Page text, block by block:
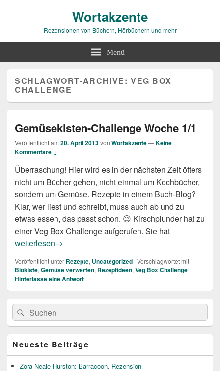
Wortakzente
Rezensionen von Büchern, Hörbüchern und mehr
Menü
SCHLAGWORT-ARCHIVE:VEG BOX
CHALLENGE
Gemüsekisten-Challenge Woche 1/1
Veröffentlicht am 20. April 2013von Wortakzente—Keine
Kommentare ↓
Überraschung! Hier wird es in der nächsten Zeit öfters
nicht um Bücher gehen, nicht einmal um Kochbücher,
sondern um Gemüse. Rezepte in einem Buch-Blog?
Klar, wer liest und schreibt, muss auch ab und zu
etwas essen, das passt schon. 😉 Kirschplunder hat zu
einer Veg Box Challenge aufgerufen. Sie hat
Gemüsekisten-Challenge Woche 1/1
weiterlesen→
Veröffentlicht unter Rezepte, Uncategorized | Verschlagwortet mit
Biokiste, Gemüse verwerten, Rezeptideen, Veg Box Challenge |
Hinterlasse eine Antwort
Primärer
Seitenleisten
Widget-
Bereich
Suche
nach:
Suchen
Neueste Beiträge
Zora Neale Hurston: Barracoon. Rezension